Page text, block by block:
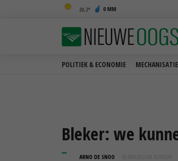
20,2 0 MM
POLITIEK & ECONOMIE MECHANISATIE
Bleker: we
ARNO DE SNOO 06 NOV 2013 OM 10:07